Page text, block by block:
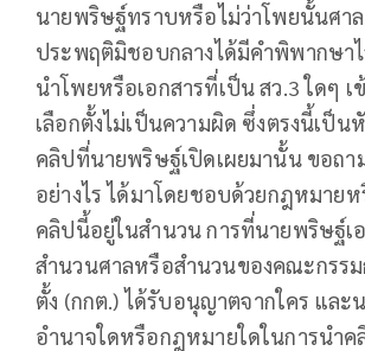
นายพริษฐ์ทราบหรือไม่ว่าโพยนั้นศา
ประพฤติมิชอบกลางได้มีคำพิพากษาไ
นำโพยหรือเอกสารที่เป็น สว.3 ใดๆ เ
เลือกตั้งไม่เป็นความผิด ซึ่งตรงนี้เป็น
คลิปที่นายพริษฐ์เปิดเผยมานั้น ขอถา
อย่างไร ได้มาโดยชอบด้วยกฎหมายห
คลิปนี้อยู่ในสำนวน การที่นายพริษฐ์เ
สำนวนศาลหรือสำนวนของคณะกรรม
ตั้ง (กกต.) ได้รับอนุญาตจากใคร และ
อำนาจใดหรือกฎหมายใดในการนำค